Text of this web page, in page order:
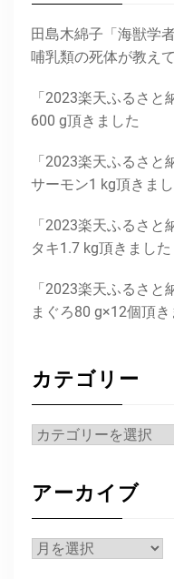
田島木綿子「海獣学
哺乳類の死体が教え
「2023楽天ふるさと
600 g頂きました
「2023楽天ふるさ
サーモン1 kg頂きま
「2023楽天ふるさ
タキ1.7 kg頂きました
「2023楽天ふるさ
まぐろ80 g×12個頂き
カテゴリー
カ
リ
ー
アーカイブ
ア